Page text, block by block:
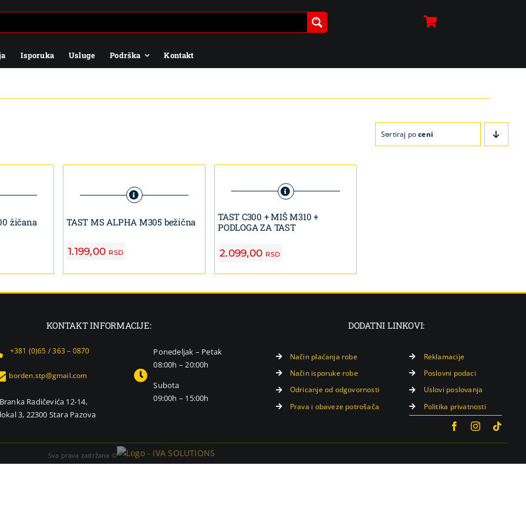
Isporuka Usluge Podrška Kontakt
Sortiraj poceni
žičana TAST MS ALPHA M305 bežična
1.199,00 RSD
TAST C300 + MIŠ M310 +
PODLOGA ZA TAST
2.099,00 RSD
KONTAKT INFORMACIJE:
+381 (0)65 / 363 – 0870
borden.stp@gmail.com
Branka Radičevića 12-14,
lokal 3, 22300 Stara Pazova
Ponedeljak – Petak
08:00h – 20:00h
Subota
09:00h – 15:00h
DODATNI LINKOVI:
Način plaćanja robe
Način isporuke robe
Odricanje od odgovornosti
Prava i obaveze potrošača
Reklamacije
Poslovni podaci
Uslovi poslovanja
Politika privatnosti
Sva prava zadržana ©